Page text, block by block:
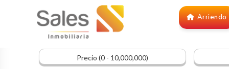
Arriendo
Precio (0 - 10,000,000)